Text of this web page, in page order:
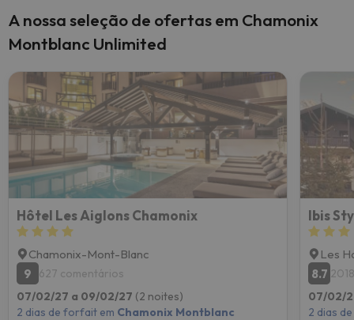
A nossa seleção de ofertas em Chamonix
Montblanc Unlimited
Hôtel Les Aiglons Chamonix
Chamonix-Mont-Blanc
9
627 comentários
07/02/27 a 09/02/27 (2 noites)
2 dias de forfait em Chamonix Montblanc
Ibis
Les
8.7
07/02/
2 dias